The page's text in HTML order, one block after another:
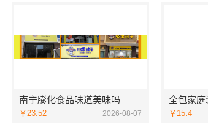
南宁膨化食品味道美味吗
￥23.52 2026-08-07 ￥15.4